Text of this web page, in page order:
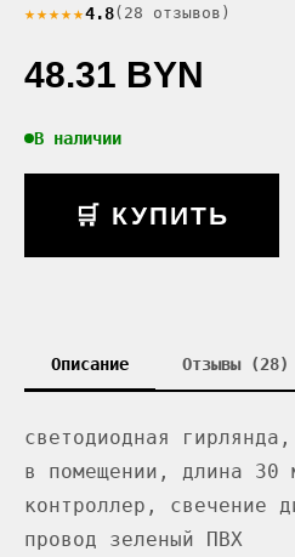
★★★★★4.8(28 отзывов)
48.31 BYN
В наличии
🛒 КУПИТЬ
Описание Отзывы (28)
светодиодная
в помещении, длина 30
контроллер, свечение
провод зеленый ПВХ